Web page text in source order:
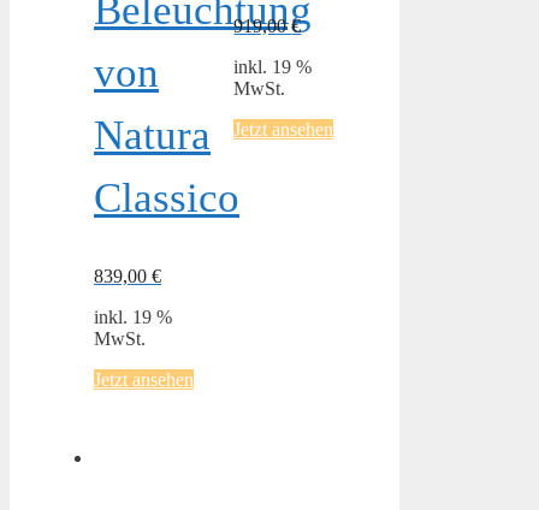
Beleuchtung
von
Natura
Classico
839,00 €
inkl. 19 %
MwSt.
Jetzt ansehen
919,00€
inkl. 19 %
MwSt.
Jetzt ansehen